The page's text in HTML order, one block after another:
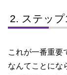
ステッ
これが一番重要
なんてことにな